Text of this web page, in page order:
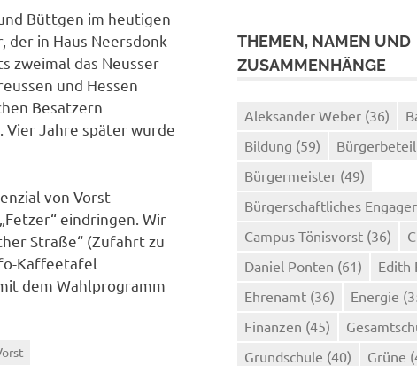
Büttgen im heutigen
der in Haus Neersdonk
zweimal das Neusser
und Hessen
Besatzern
Vier Jahre später wurde
von Vorst
eindringen. Wir
Straße“ (Zufahrt zu
Kaffeetafel
dem Wahlprogramm
THEMEN, NAMEN UND
ZUSAMMENHÄNGE
Aleksander Weber (36)
Bildung (59)
Bürgermeister (49)
Bürgerschaftliches
Campus Tönisvorst (36)
Daniel Ponten (61) Edith
Ehrenamt (36) Energie
Finanzen (45)
Grundschule (40) Grüne